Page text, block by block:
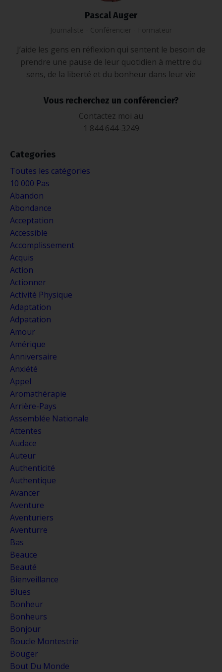
Pascal Auger
Journaliste - Conférencier - Formateur
J’aide les gens en réflexion qui sentent le besoin de
prendre une pause de leur quotidien à mettre du
sens, de la liberté et du bonheur dans leur vie
Vous recherchez un conférencier?
Contactez moi au
1 844 644-3249
Categories
Toutes les catégories
10 000 Pas
Abandon
Abondance
Acceptation
Accessible
Accomplissement
Acquis
Action
Actionner
Activité Physique
Adaptation
Adpatation
Amour
Amérique
Anniversaire
Anxiété
Appel
Aromathérapie
Arrière-Pays
Assemblée Nationale
Attentes
Audace
Auteur
Authenticité
Authentique
Avancer
Aventure
Aventuriers
Aventurre
Bas
Beauce
Beauté
Bienveillance
Blues
Bonheur
Bonheurs
Bonjour
Boucle Montestrie
Bouger
Bout Du Monde